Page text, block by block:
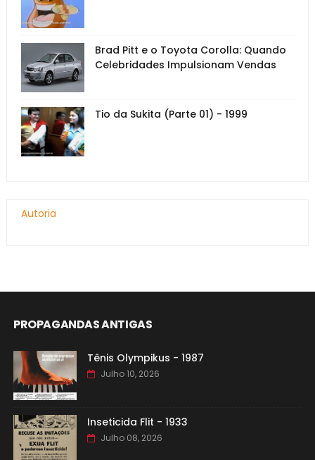
Brad Pitt e o Toyota Corolla: Quando
Celebridades Impulsionam Vendas
Tio da Sukita (Parte 01) - 1999
Autoria
PROPAGANDAS ANTIGAS
Tênis Olympikus - 1987
Julho 10, 2026
Inseticida Flit - 1933
Julho 08, 2026